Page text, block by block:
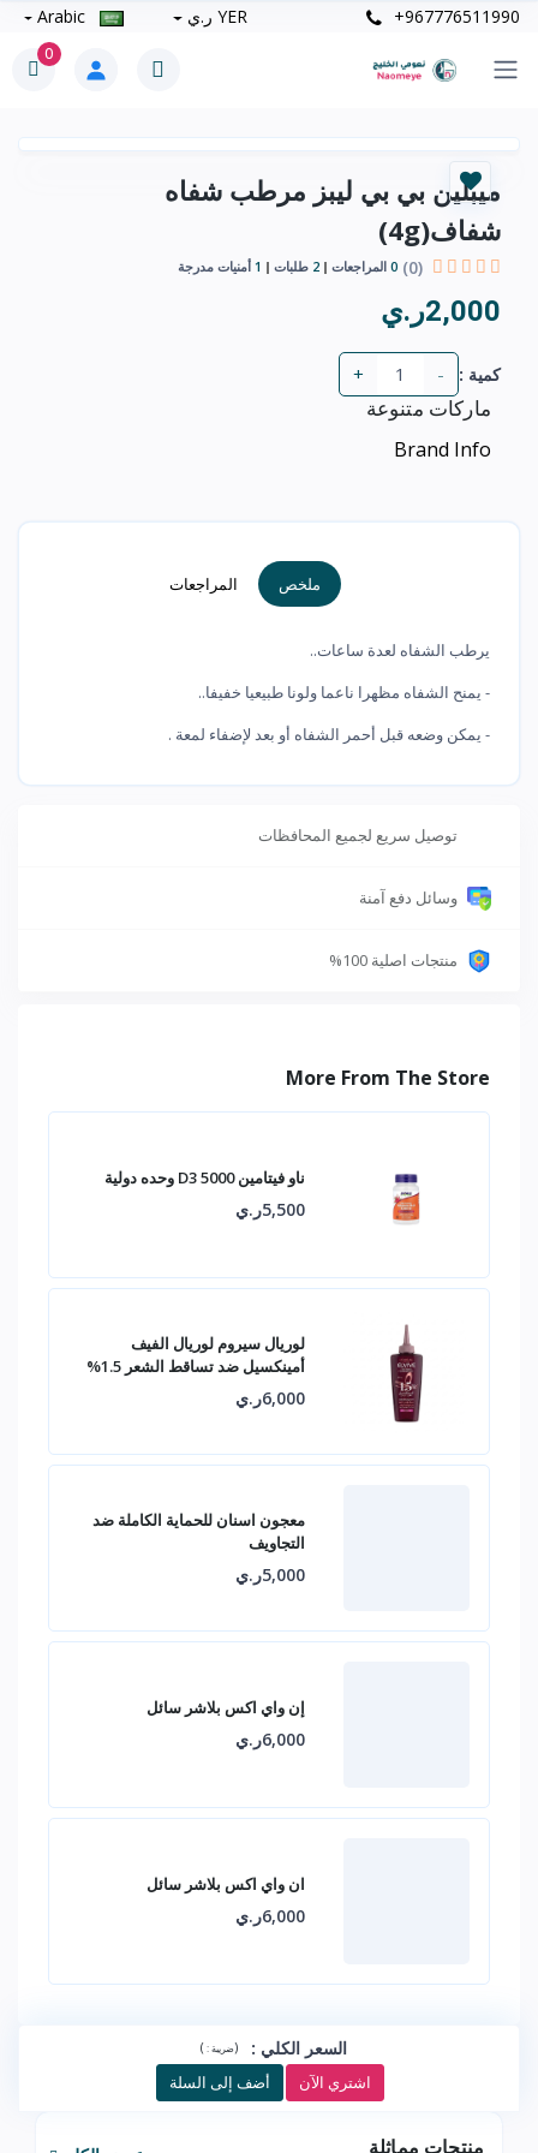
+967776511990 YER ر.ي
0
ميبلين بي بي ليبز مرطب شفاه
شفاف(4g)
(0)
0 المراجعات 2 طلبات 1 أمنيات مدرجة
2,000ر.ي
كمية : -
+
ماركات متنوعة
Brand Info
ملخص المراجعات
يرطب الشفاه لعدة ساعات..
- يمنح الشفاه مظهرا ناعما ولونا طبيعيا خفيفا..
- يمكن وضعه قبل أحمر الشفاه أو بعد لإضفاء لمعة .
توصيل سريع لجميع المحافظات
وسائل دفع آمنة
منتجات اصلية 100%
More From The Store
ناو فيتامين D3 5000 وحده دولية
5,500ر.ي
لوريال سيروم لوريال الفيف
أمينكسيل ضد تساقط الشعر 1.5%
6,000ر.ي
معجون اسنان للحماية الكاملة ضد
التجاويف
5,000ر.ي
إن واي اكس بلاشر سائل
6,000ر.ي
ان واي اكس بلاشر سائل
6,000ر.ي
السعر الكلي :
(ضريبة :)
اشتري الآن أضف إلى السلة
منتجات مماثلة